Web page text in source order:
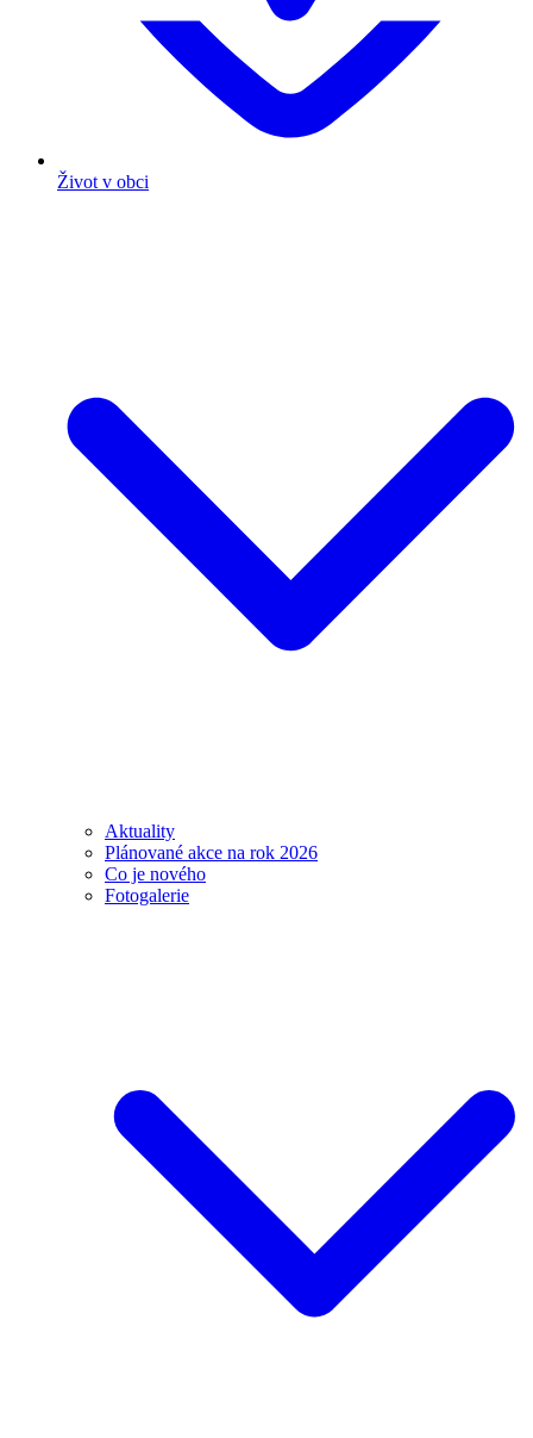
Život v obci
Aktuality
Plánované akce na rok 2026
Co je nového
Fotogalerie